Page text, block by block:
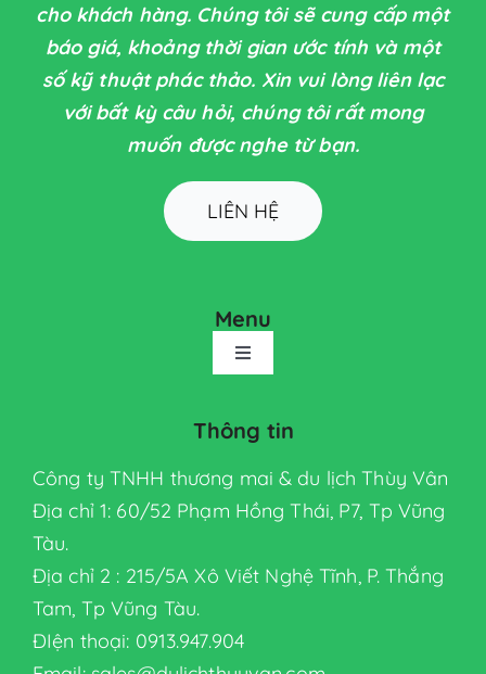
cho khách hàng. Chúng tôi sẽ cung cấp một
báo giá, khoảng thời gian ước tính và một
số kỹ thuật phác thảo. Xin vui lòng liên lạc
với bất kỳ câu hỏi, chúng tôi rất mong
muốn được nghe từ bạn.
LIÊN HỆ
Menu
Toggle
GIỚI THIỆU
SẢN PHẨM
Thiết bị nhà hàng
Thông tin
Công ty TNHH thương mai & du lịch Thùy Vân
Địa chỉ 1: 60/52 Phạm Hồng Thái, P7, Tp Vũng
Tàu.
Địa chỉ 2 : 215/5A Xô Viết Nghệ Tĩnh, P. Thắng
Tam, Tp Vũng Tàu.
ĐIện thoại: 0913.947.904